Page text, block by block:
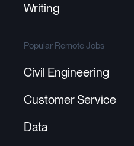
Writing
Popular Remote Jobs
Civil Engineering
Customer Service
Data